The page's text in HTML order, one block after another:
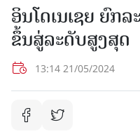
ອິນໂດເນເຊຍ ຍົກ
ຂຶ້ນສູ່ລະດັບສູງສຸດ
13:14 21/05/2024